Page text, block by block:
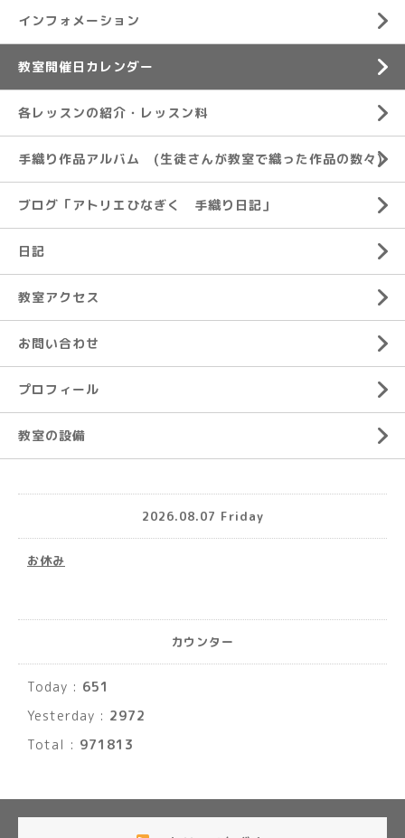
インフォメーション
教室開催日カレンダー
各レッスンの紹介・レッスン料
手織り作品アルバム (生徒さんが教室で織った作品の数々)
ブログ「アトリエひなぎく 手織り日記」
日記
教室アクセス
お問い合わせ
プロフィール
教室の設備
2026.08.07 Friday
お休み
カウンター
Today : 651
Yesterday : 2972
Total : 971813